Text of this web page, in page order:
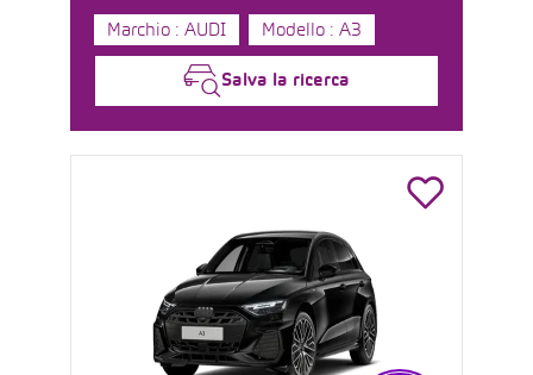
Marchio : AUDI Modello : A3
Salva la ricerca